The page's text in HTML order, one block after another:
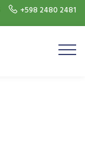
+598 2480 2481